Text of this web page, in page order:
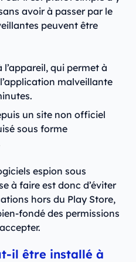
avoir à passer par le
peuvent être
qui permet à
malveillante
un site non officiel
sous forme
espion sous
à faire est donc d’éviter
hors du Play Store,
fondé des permissions
il être installé à